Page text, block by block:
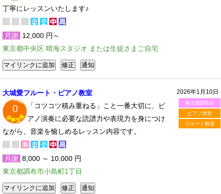
丁寧にレッスンいたします♪
月謝 12,000 円～
東京都中央区 晴海スタジオ または生徒さまご自宅
2026年1月10日
東京都調布市
ピアノ教室
フルート教室
大城愛フルート・ピアノ教室
0
「コツコツ積み重ねる」こと一番大切に、ピ
アノ演奏に必要な読譜力や表現力を身につけ
ながら、音楽を愉しめるレッスン内容です。
月謝 8,000 ～ 10,000 円
東京都調布市小島町1丁目